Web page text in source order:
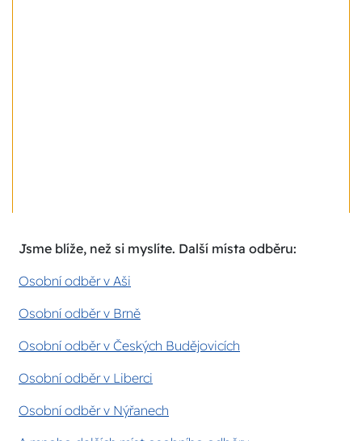
Jsme blíže, než si myslíte. Další místa odběru:
Osobní odběr v Aši
Osobní odběr v Brně
Osobní odběr v Českých Budějovicích
Osobní odběr v Liberci
Osobní odběr v Nýřanech